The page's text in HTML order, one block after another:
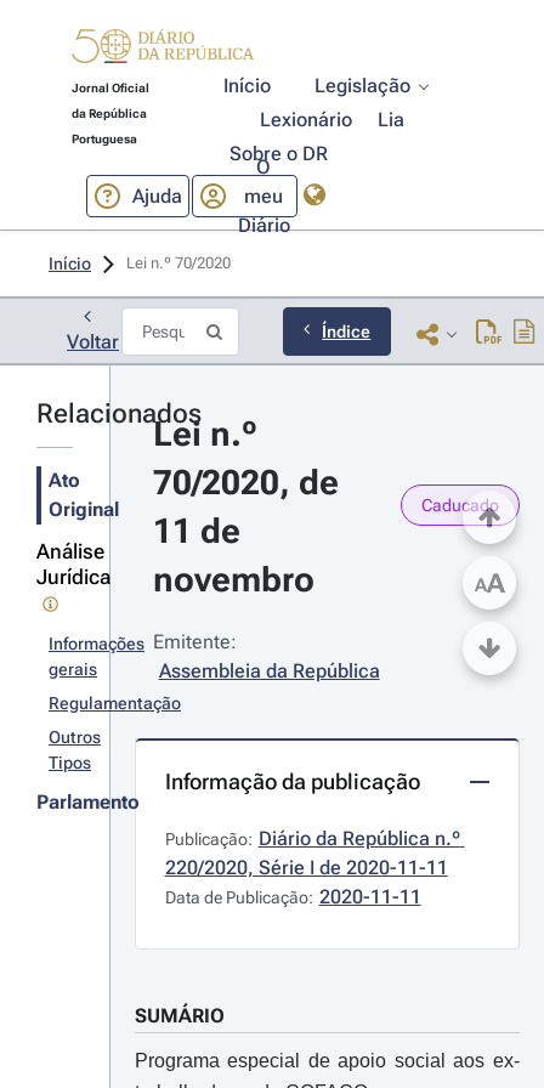
Jornal Oficial
da República
Portuguesa
Início
Legislação
Lexionário
Lia
Sobre o DR
Ajuda
O
meu
Diário
Início Lei n.º 70/2020
Voltar Índice
Relacionados
Ato
Original
Análise
Jurídica
Informações
gerais
Regulamentação
Outros
Tipos
Parlamento
Lei n.º
70/2020, de
11 de
novembro
Caducado
Emitente:
Assembleia da República
Informação da publicação
Publicação: Diário da República n.º
220/2020, Série I de 2020-11-11
Data de Publicação: 2020-11-11
SUMÁRIO
Programa especial de apoio social aos ex-
AA